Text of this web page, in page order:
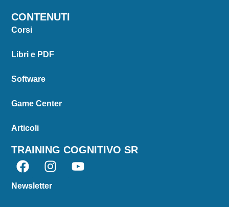
CONTENUTI
Corsi
Libri e PDF
Software
Game Center
Articoli
TRAINING COGNITIVO SR
Newsletter